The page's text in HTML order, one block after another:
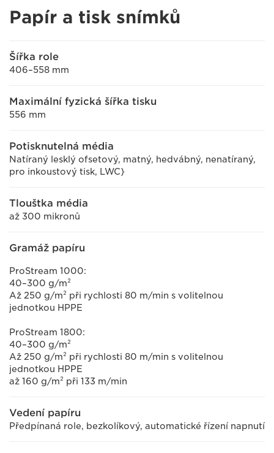
Papír a tisk snímků
Šířka role
406–558 mm
Maximální fyzická šířka tisku
556 mm
Potisknutelná média
Natíraný lesklý ofsetový, matný, hedvábný, nenatíraný,
pro inkoustový tisk, LWC}
Tlouštka média
až 300 mikronů
Gramáž papíru
ProStream 1000:
40–300 g/m²
Až 250 g/m² při rychlosti 80 m/min s volitelnou
jednotkou HPPE
ProStream 1800:
40–300 g/m²
Až 250 g/m² při rychlosti 80 m/min s volitelnou
jednotkou HPPE
až 160 g/m² při 133 m/min
Vedení papíru
Předpínaná role, bezkolíkový, automatické řízení napnutí